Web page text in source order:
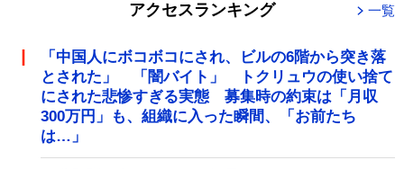
アクセスランキング 一覧
「中国人にボコボコにされ、ビルの6階から突き落
とされた」 「闇バイト」 トクリュウの使い捨て
にされた悲惨すぎる実態 募集時の約束は「月収
300万円」も、組織に入った瞬間、「お前たち
は…」